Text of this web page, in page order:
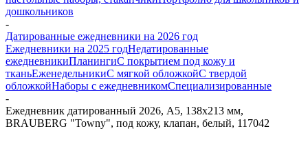
дошкольников
-
Датированные ежедневники на 2026 год
Ежедневники на 2025 годНедатированные
ежедневникиПланингиС покрытием под кожу и
тканьЕженедельникиС мягкой обложкойС твердой
обложкойНаборы с ежедневникомСпециализированные
-
Ежедневник датированный 2026, А5, 138x213 мм,
BRAUBERG "Towny", под кожу, клапан, белый, 117042